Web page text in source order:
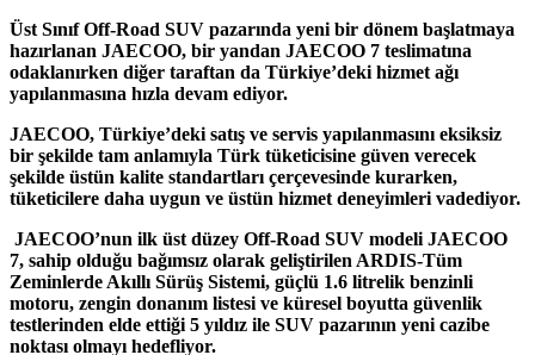
Üst Sınıf Off-Road SUV pazarında yeni bir dönem başlatmaya
hazırlanan JAECOO, bir yandan JAECOO 7 teslimatına
odaklanırken diğer taraftan da Türkiye’deki hizmet ağı
yapılanmasına hızla devam ediyor.
JAECOO, Türkiye’deki satış ve servis yapılanmasını eksiksiz
bir şekilde tam anlamıyla Türk tüketicisine güven verecek
şekilde üstün kalite standartları çerçevesinde kurarken,
tüketicilere daha uygun ve üstün hizmet deneyimleri vadediyor.
JAECOO’nun ilk üst düzey Off-Road SUV modeli JAECOO
7, sahip olduğu bağımsız olarak geliştirilen ARDIS-Tüm
Zeminlerde Akıllı Sürüş Sistemi, güçlü 1.6 litrelik benzinli
motoru, zengin donanım listesi ve küresel boyutta güvenlik
testlerinden elde ettiği 5 yıldız ile SUV pazarının yeni cazibe
noktası olmayı hedefliyor.